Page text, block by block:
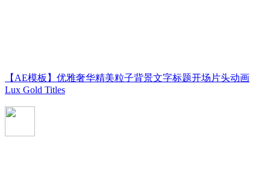
【AE模板】优雅奢华精美粒子背景文字标题开场片头动画
Lux Gold Titles